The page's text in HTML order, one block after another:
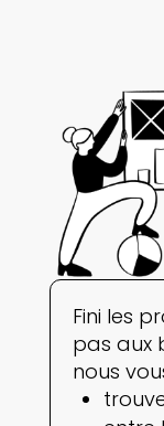
Fini les
pas aux
nous